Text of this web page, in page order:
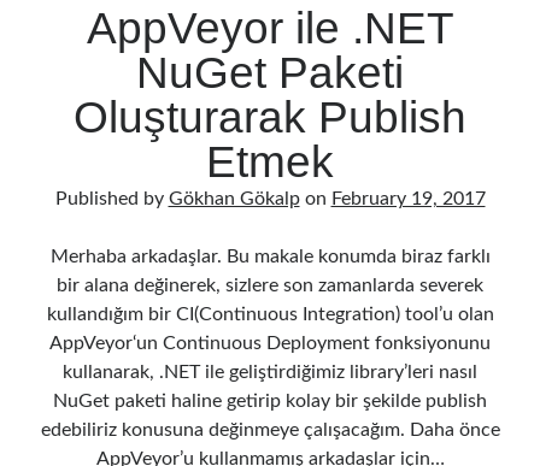
AppVeyor ile .NET
NuGet Paketi
Oluşturarak Publish
Etmek
Published by Gökhan Gökalpon February 19, 2017
Merhaba arkadaşlar. Bu makale konumda biraz farklı
bir alana değinerek, sizlere son zamanlarda severek
kullandığım bir CI(Continuous Integration) tool’u olan
AppVeyor‘un Continuous Deployment fonksiyonunu
kullanarak, .NET ile geliştirdiğimiz library’leri nasıl
NuGet paketi haline getirip kolay bir şekilde publish
edebiliriz konusuna değinmeye çalışacağım. Daha önce
AppVeyor’u kullanmamış arkadaşlar için…